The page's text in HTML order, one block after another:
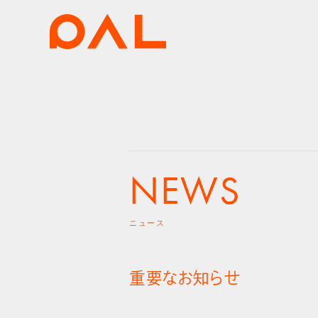
NEWS
ニュース
重要なお知らせ